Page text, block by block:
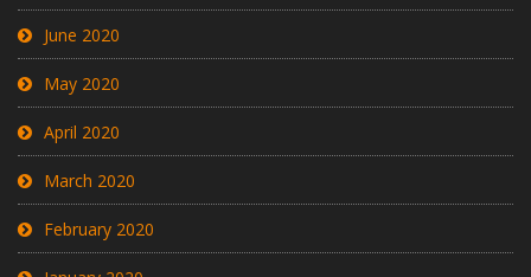
June 2020
May 2020
April 2020
March 2020
February 2020